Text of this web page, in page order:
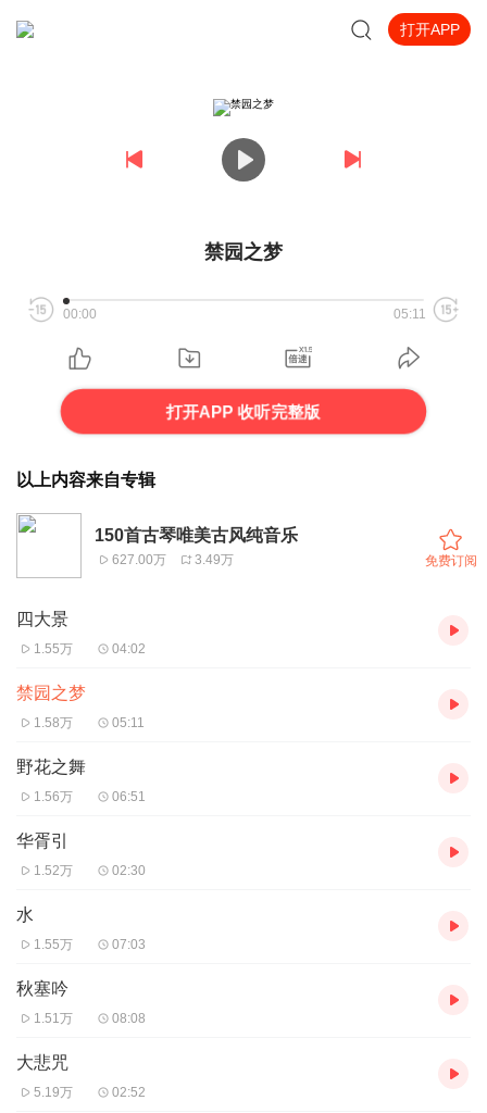
打开APP
禁园之梦
00:00 05:11
打开APP 收听完整版
以上内容来自专辑
150首古琴唯美古风纯音乐
627.00万 3.49万 免费订阅
四大景
1.55万 04:02
禁园之梦
1.58万 05:11
野花之舞
1.56万 06:51
华胥引
1.52万 02:30
水
1.55万 07:03
秋塞吟
1.51万 08:08
大悲咒
5.19万 02:52